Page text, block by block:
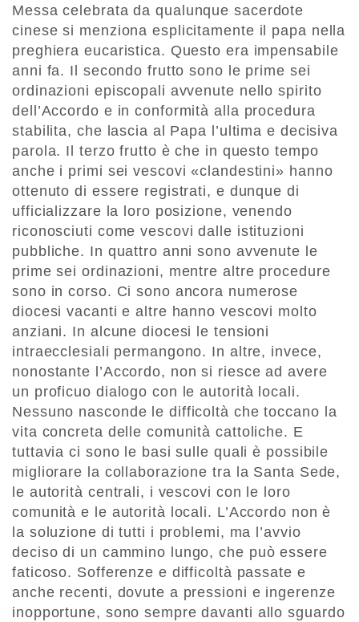
Messa celebrata da qualunque sacerdote
cinese si menziona esplicitamente il papa nella
preghiera eucaristica. Questo era impensabile
anni fa. Il secondo frutto sono le prime sei
ordinazioni episcopali avvenute nello spirito
dell’Accordo e in conformità alla procedura
stabilita, che lascia al Papa l’ultima e decisiva
parola. Il terzo frutto è che in questo tempo
anche i primi sei vescovi «clandestini» hanno
ottenuto di essere registrati, e dunque di
ufficializzare la loro posizione, venendo
riconosciuti come vescovi dalle istituzioni
pubbliche. In quattro anni sono avvenute le
prime sei ordinazioni, mentre altre procedure
sono in corso. Ci sono ancora numerose
diocesi vacanti e altre hanno vescovi molto
anziani. In alcune diocesi le tensioni
intraecclesiali permangono. In altre, invece,
nonostante l’Accordo, non si riesce ad avere
un proficuo dialogo con le autorità locali.
Nessuno nasconde le difficoltà che toccano la
vita concreta delle comunità cattoliche. E
tuttavia ci sono le basi sulle quali è possibile
migliorare la collaborazione tra la Santa Sede,
le autorità centrali, i vescovi con le loro
comunità e le autorità locali. L’Accordo non è
la soluzione di tutti i problemi, ma l’avvio
deciso di un cammino lungo, che può essere
faticoso. Sofferenze e difficoltà passate e
anche recenti, dovute a pressioni e ingerenze
inopportune, sono sempre davanti allo sguardo